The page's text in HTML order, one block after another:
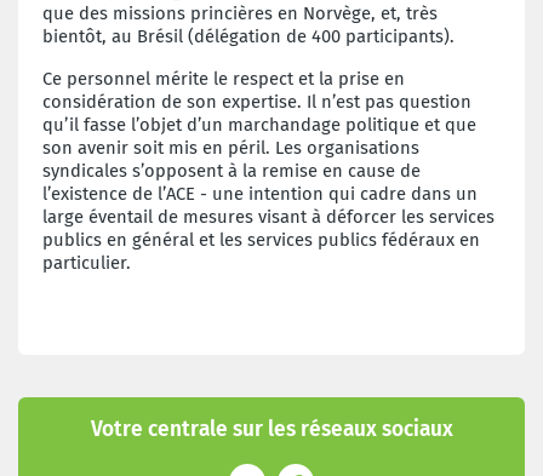
que des missions princières en Norvège, et, très
bientôt, au Brésil (délégation de 400 participants).
Ce personnel mérite le respect et la prise en
considération de son expertise. Il n’est pas question
qu’il fasse l’objet d’un marchandage politique et que
son avenir soit mis en péril. Les organisations
syndicales s’opposent à la remise en cause de
l’existence de l’ACE - une intention qui cadre dans un
large éventail de mesures visant à déforcer les services
publics en général et les services publics fédéraux en
particulier.
Votre centrale sur les réseaux sociaux